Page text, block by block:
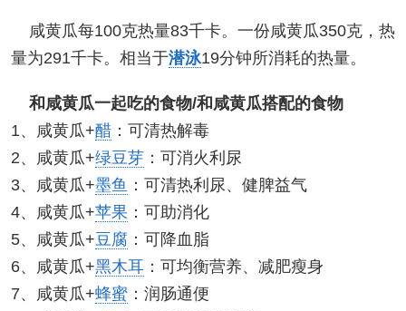
咸黄瓜每100克热量83千卡。一份咸黄瓜350克，热
量为291千卡。相当于潜泳19分钟所消耗的热量。
和咸黄瓜一起吃的食物/和咸黄瓜搭配的食物
1、咸黄瓜+醋 ：可清热解毒
2、咸黄瓜+绿豆芽 ：可消火利尿
3、咸黄瓜+墨鱼 ：可清热利尿、健脾益气
4、咸黄瓜+苹果 ：可助消化
5、咸黄瓜+豆腐 ：可降血脂
6、咸黄瓜+黑木耳 ：可均衡营养、减肥瘦身
7、咸黄瓜+蜂蜜 ：润肠通便